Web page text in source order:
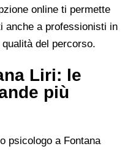
online ti permette
anche a professionisti in
del percorso.
Liri: le
più
psicologo a Fontana